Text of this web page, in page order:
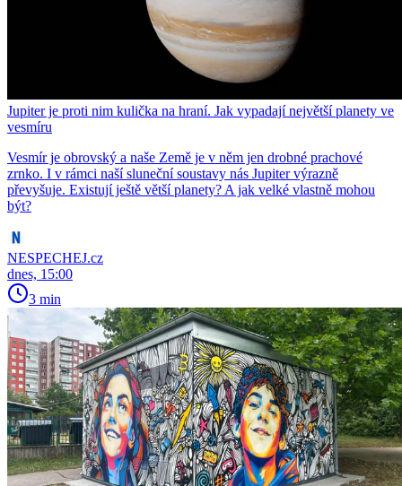
Jupiter je proti nim kulička na hraní. Jak vypadají největší planety ve
vesmíru
Vesmír je obrovský a naše Země je v něm jen drobné prachové
zrnko. I v rámci naší sluneční soustavy nás Jupiter výrazně
převyšuje. Existují ještě větší planety? A jak velké vlastně mohou
být?
NESPECHEJ.cz
dnes, 15:00
3 min